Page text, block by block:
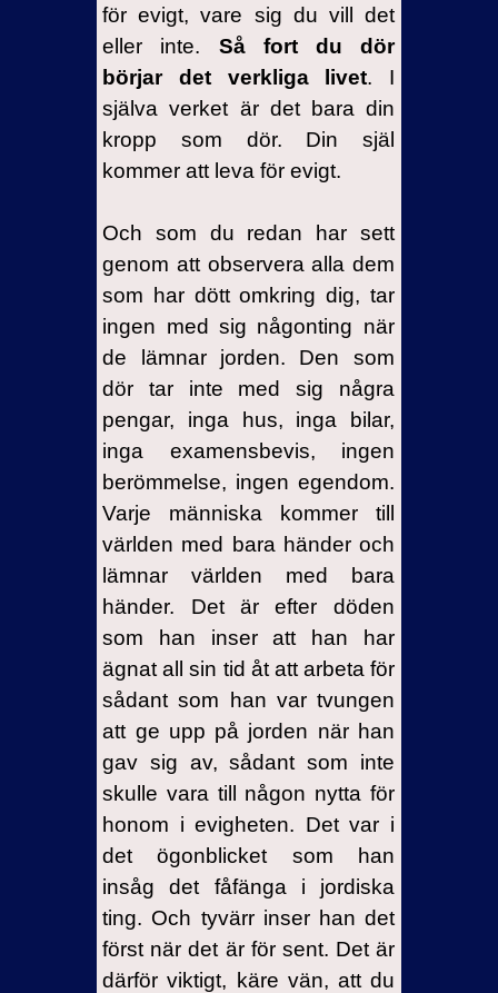
för evigt, vare sig du vill det
eller inte. Så fort du dör
börjar det verkliga livet. I
själva verket är det bara din
kropp som dör. Din själ
kommer att leva för evigt.
Och som du redan har sett
genom att observera alla dem
som har dött omkring dig, tar
ingen med sig någonting när
de lämnar jorden. Den som
dör tar inte med sig några
pengar, inga hus, inga bilar,
inga examensbevis, ingen
berömmelse, ingen egendom.
Varje människa kommer till
världen med bara händer och
lämnar världen med bara
händer. Det är efter döden
som han inser att han har
ägnat all sin tid åt att arbeta för
sådant som han var tvungen
att ge upp på jorden när han
gav sig av, sådant som inte
skulle vara till någon nytta för
honom i evigheten. Det var i
det ögonblicket som han
insåg det fåfänga i jordiska
ting. Och tyvärr inser han det
först när det är för sent. Det är
därför viktigt, käre vän, att du